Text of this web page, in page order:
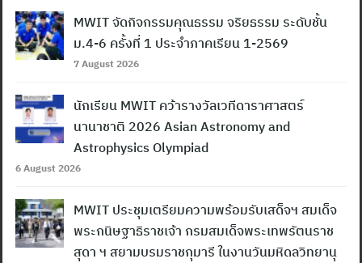
MWIT จัดกิจกรรมคุณธรรม จริยธรรม ระดับชั้น
ม.4-6 ครั้งที่ 1 ประจำภาคเรียน 1-2569
7 August 2026
นักเรียน MWIT คว้ารางวัลเวทีดาราศาสตร์
นานาชาติ 2026 Asian Astronomy and
Astrophysics Olympiad
6 August 2026
MWIT ประชุมเตรียมความพร้อมรับเสด็จฯ สมเด็จ
พระกนิษฐาธิราชเจ้า กรมสมเด็จพระเทพรัตนราช
สุดา ฯ สยามบรมราชกุมารี ในงานวันมหิดลวิทยานุ